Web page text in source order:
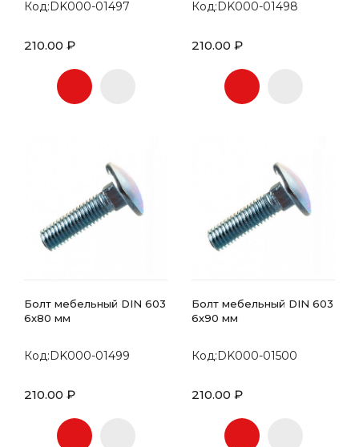
Код:DK000-01497
210.00 ₽
Код:DK000-01498
210.00 ₽
Болт мебельный DIN 603
6х80 мм
Код:DK000-01499
210.00 ₽
Болт мебельный DIN 603
6х90 мм
Код:DK000-01500
210.00 ₽